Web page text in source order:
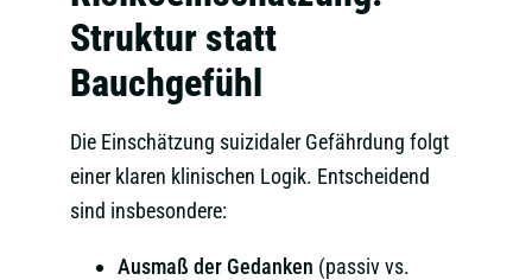
Struktur statt
Bauchgefühl
Die Einschätzung suizidaler Gefährdung folgt
einer klaren klinischen Logik. Entscheidend
sind insbesondere:
Ausmaß der Gedanken (passiv vs.